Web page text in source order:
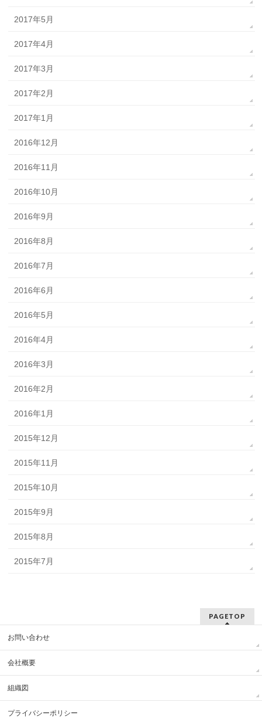
2017年5月
2017年4月
2017年3月
2017年2月
2017年1月
2016年12月
2016年11月
2016年10月
2016年9月
2016年8月
2016年7月
2016年6月
2016年5月
2016年4月
2016年3月
2016年2月
2016年1月
2015年12月
2015年11月
2015年10月
2015年9月
2015年8月
2015年7月
PAGETOP
お問い合わせ
会社概要
組織図
プライバシーポリシー